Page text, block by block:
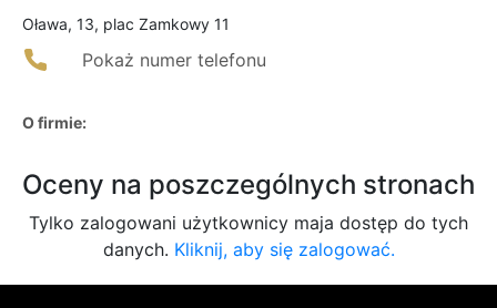
Oława, 13, plac Zamkowy 11
Pokaż numer telefonu
O firmie:
Oceny na poszczególnych stronach
Tylko zalogowani użytkownicy maja dostęp do tych
danych. Kliknij, aby się zalogować.